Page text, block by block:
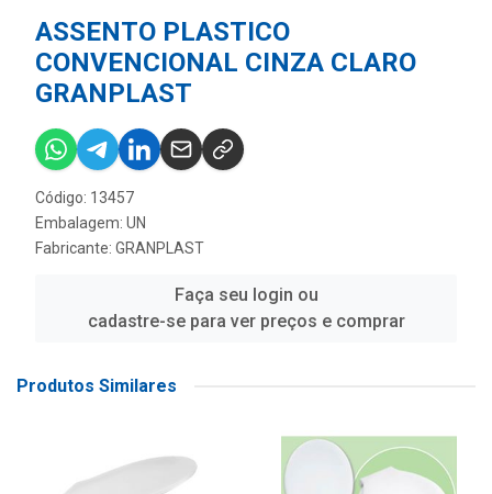
ASSENTO PLASTICO
CONVENCIONAL CINZA CLARO
GRANPLAST
Código: 13457
Embalagem: UN
Fabricante: GRANPLAST
Faça seu login ou
cadastre-se para ver preços e comprar
Produtos Similares